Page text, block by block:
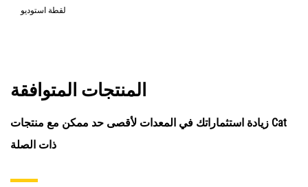
لقطة استوديو
المنتجات المتوافقة
زيادة استثماراتك في المعدات لأقصى حد ممكن مع منتجات Cat
ذات الصلة